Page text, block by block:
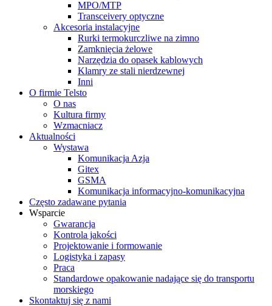
MPO/MTP
Transceivery optyczne
Akcesoria instalacyjne
Rurki termokurczliwe na zimno
Zamknięcia żelowe
Narzędzia do opasek kablowych
Klamry ze stali nierdzewnej
Inni
O firmie Telsto
O nas
Kultura firmy
Wzmacniacz
Aktualności
Wystawa
Komunikacja Azja
Gitex
GSMA
Komunikacja informacyjno-komunikacyjna
Często zadawane pytania
Wsparcie
Gwarancja
Kontrola jakości
Projektowanie i formowanie
Logistyka i zapasy
Praca
Standardowe opakowanie nadające się do transportu
morskiego
Skontaktuj się z nami